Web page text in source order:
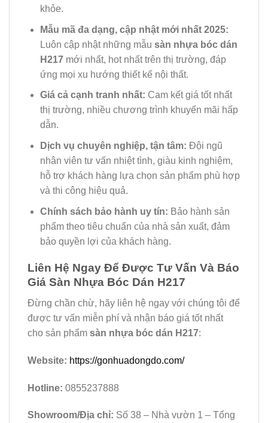
khỏe.
Mẫu mã đa dạng, cập nhật mới nhất 2025:
Luôn cập nhật những mẫu sàn nhựa bóc dán
H217mới nhất, hot nhất trên thị trường, đáp
ứng mọi xu hướng thiết kế nội thất.
Giá cả cạnh tranh nhất: Cam kết giá tốt nhất
thị trường, nhiều chương trình khuyến mãi hấp
dẫn.
Dịch vụ chuyên nghiệp, tận tâm: Đội ngũ
nhân viên tư vấn nhiệt tình, giàu kinh nghiệm,
hỗ trợ khách hàng lựa chọn sản phẩm phù hợp
và thi công hiệu quả.
Chính sách bảo hành uy tín: Bảo hành sản
phẩm theo tiêu chuẩn của nhà sản xuất, đảm
bảo quyền lợi của khách hàng.
Liên Hệ Ngay Để Được Tư Vấn Và Báo
Giá Sàn Nhựa Bóc Dán H217
Đừng chần chừ, hãy liên hệ ngay với chúng tôi để
được tư vấn miễn phí và nhận báo giá tốt nhất
cho sản phẩm sàn nhựa bóc dán H217:
Website: https://gonhuadongdo.com/
Hotline: 0855237888
Showroom/Địa chỉ: Số 38 – Nhà vườn 1 – Tổng